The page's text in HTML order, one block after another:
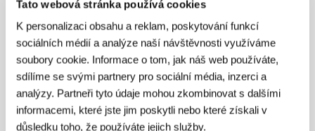
Tato webová stránka používá cookies
K personalizaci obsahu a reklam, poskytování funkcí
sociálních médií a analýze naší návštěvnosti využíváme
soubory cookie. Informace o tom, jak náš web používáte,
sdílíme se svými partnery pro sociální média, inzerci a
analýzy. Partneři tyto údaje mohou zkombinovat s dalšími
informacemi, které jste jim poskytli nebo které získali v
důsledku toho, že používáte jejich služby.